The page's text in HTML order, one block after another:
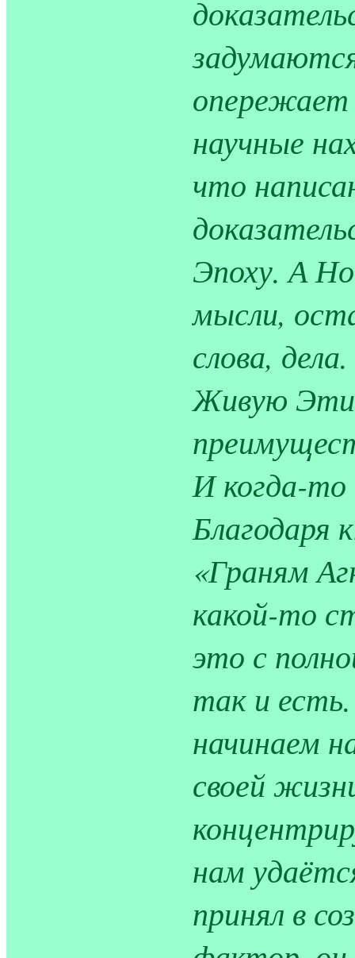
научные
что
Эпоху. А
мысли,
слова,
Живую
И когда-то
Благодаря
«Граням
какой-то
это с
так и
начинаем
своей
нам
принял в